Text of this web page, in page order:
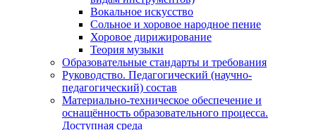
Вокальное искусство
Сольное и хоровое народное пение
Хоровое дирижирование
Теория музыки
Образовательные стандарты и требования
Руководство. Педагогический (научно-
педагогический) состав
Материально-техническое обеспечение и
оснащённость образовательного процесса.
Доступная среда